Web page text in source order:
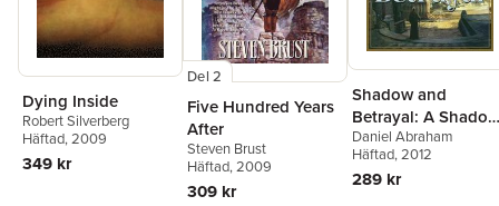
Dying Inside
Robert Silverberg
Häftad, 2009
349 kr
Del 2
Five Hundred Years
After
Steven Brust
Häftad, 2009
309 kr
Shadow and
Betrayal: A Shadow
in Summer, a
Betrayal in Winter
Daniel Abraham
Häftad, 2012
289 kr